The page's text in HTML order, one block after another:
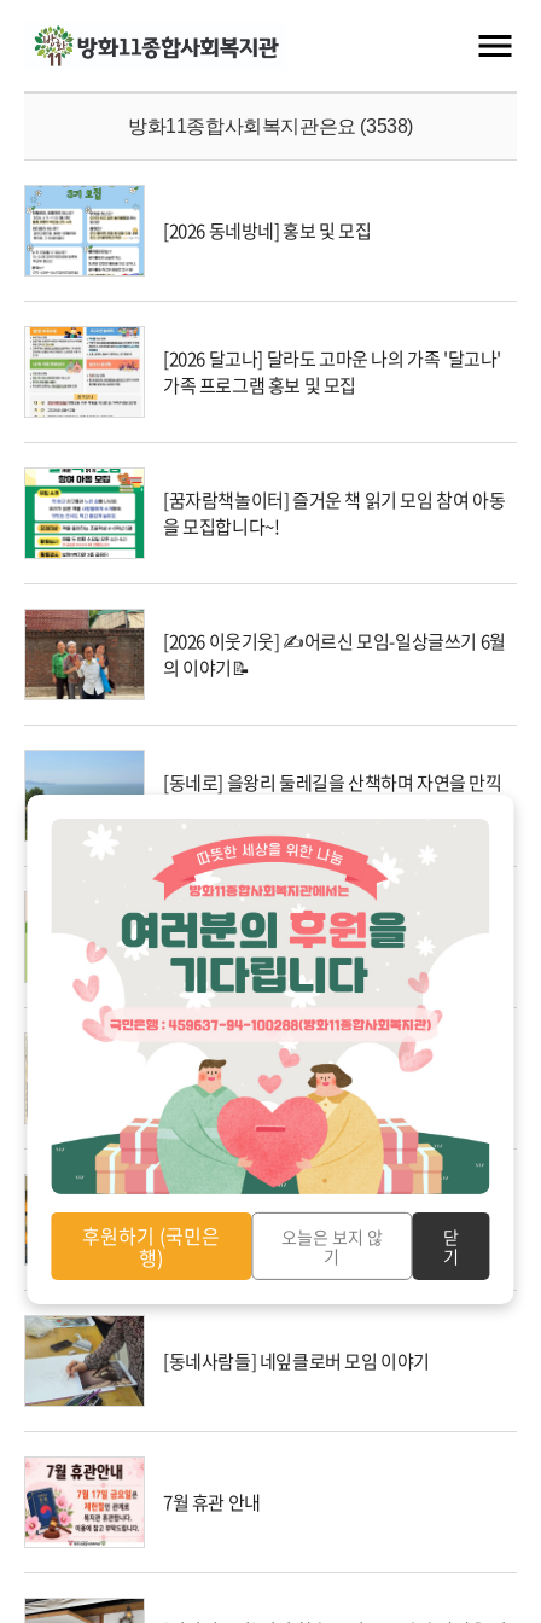
방화11종합사회복지관은요 (3538)
[2026 동네방네] 홍보 및 모집
[2026 달고나] 달라도 고마운 나의 가족 '달고나'
가족 프로그램 홍보 및 모집
[꿈자람책놀이터] 즐거운 책 읽기 모임 참여 아동
을 모집합니다~!
[2026 이웃기웃] ✍️어르신 모임-일상글쓰기 6월
의 이야기📝
[동네로] 을왕리 둘레길을 산책하며 자연을 만끽
[2026 우리동네 사랑방] 우리동네 사랑방 하반기
프로그램 참여자 현장접수 안내!
[동네사람들] 3월 따뜻한 밥상 모임 이야기
[동네사람들] 2월 따뜻한 밥상 모임 이야기
[동네사람들] 네잎클로버 모임 이야기
7월 휴관 안내
후원하기 (국민은
행)
오늘은 보지 않
기
닫
기